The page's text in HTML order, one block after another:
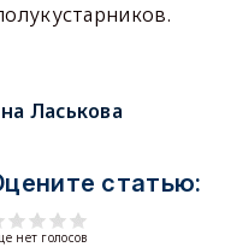
Ласькова
статью:
нет голосов